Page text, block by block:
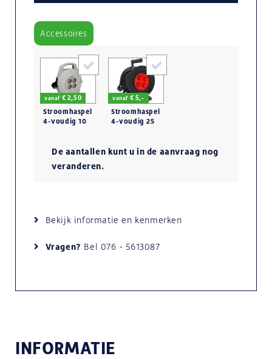
Accessoires
vanaf € 2,50
Stroomhaspel
4-voudig 10
vanaf € 5,-
Stroomhaspel
4-voudig 25
De aantallen kunt u in de aanvraag nog
veranderen.
Bekijk informatie en kenmerken
Vragen? Bel 076 - 5613087
INFORMATIE